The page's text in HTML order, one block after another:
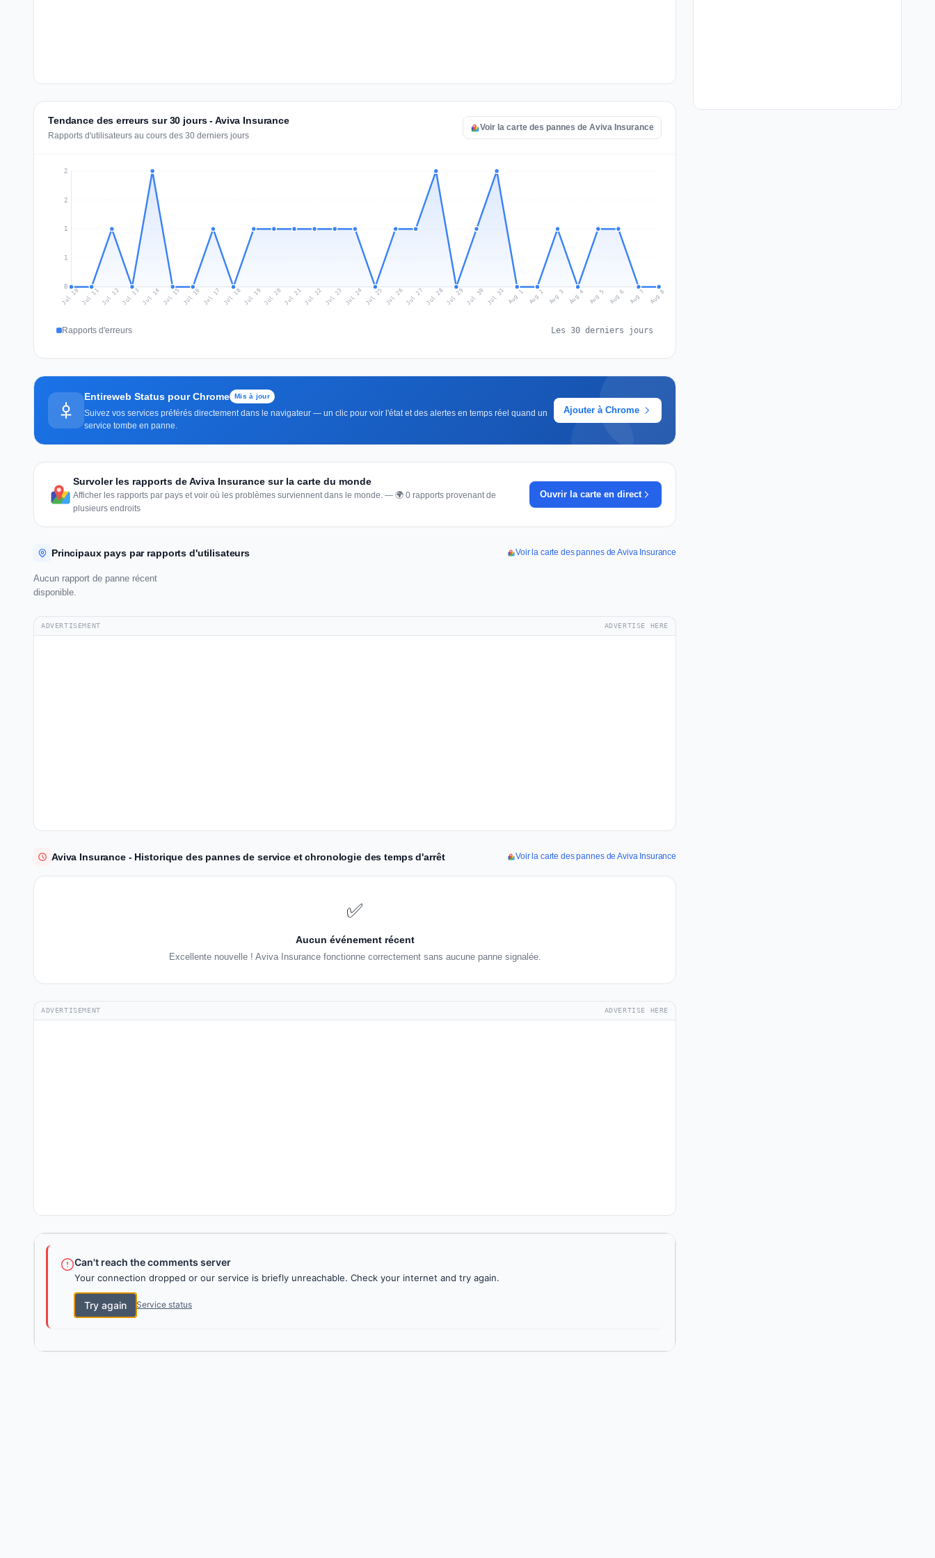
Tendance des erreurs sur 30 jours - Aviva Insurance
Rapports d'utilisateurs au cours des 30 derniers jours
Voir la carte des pannes de Aviva Insurance
0
1
1
2
2
Jul 10 Jul 11Jul 12Jul 13 Jul 14 Jul 15 Jul 16 Jul 17 Jul 18Jul 19 Jul 20 Jul 21Jul 22 Jul 23 Jul 24 Jul 25 Jul 26Jul 27 Jul 28Jul 29 Jul 30 Jul 31 Aug 1 Aug 2 Aug 3 Aug 4 Aug 5 Aug 6 Aug 7 Aug 8
Rapports d'erreurs Les 30 derniers jours
Entireweb Status pour Chrome Mis à jour
Suivez vos services préférés directement dans le navigateur — un clic pour voir l'état et des alertes en temps réel quand un
service tombe en panne.
Ajouter à Chrome
Survoler les rapports de Aviva Insurance sur la carte du monde
Afficher les rapports par pays et voir où les problèmes surviennent dans le monde. — 🌍 0 rapports provenant de
plusieurs endroits
Ouvrir la carte en direct
Principaux pays par rapports d'utilisateurs Voir la carte des pannes de Aviva Insurance
Aucun rapport de panne récent
disponible.
ADVERTISEMENT ADVERTISE HERE
Aviva Insurance - Historique des pannes de service et chronologie des temps d'arrêt Voir la carte des pannes de Aviva Insurance
✅
Aucun événement récent
Excellente nouvelle ! Aviva Insurance fonctionne correctement sans aucune panne signalée.
ADVERTISEMENT ADVERTISE HERE
Can't reach the comments server
Your connection dropped or our service is briefly unreachable. Check your internet and try again.
Try again Service status